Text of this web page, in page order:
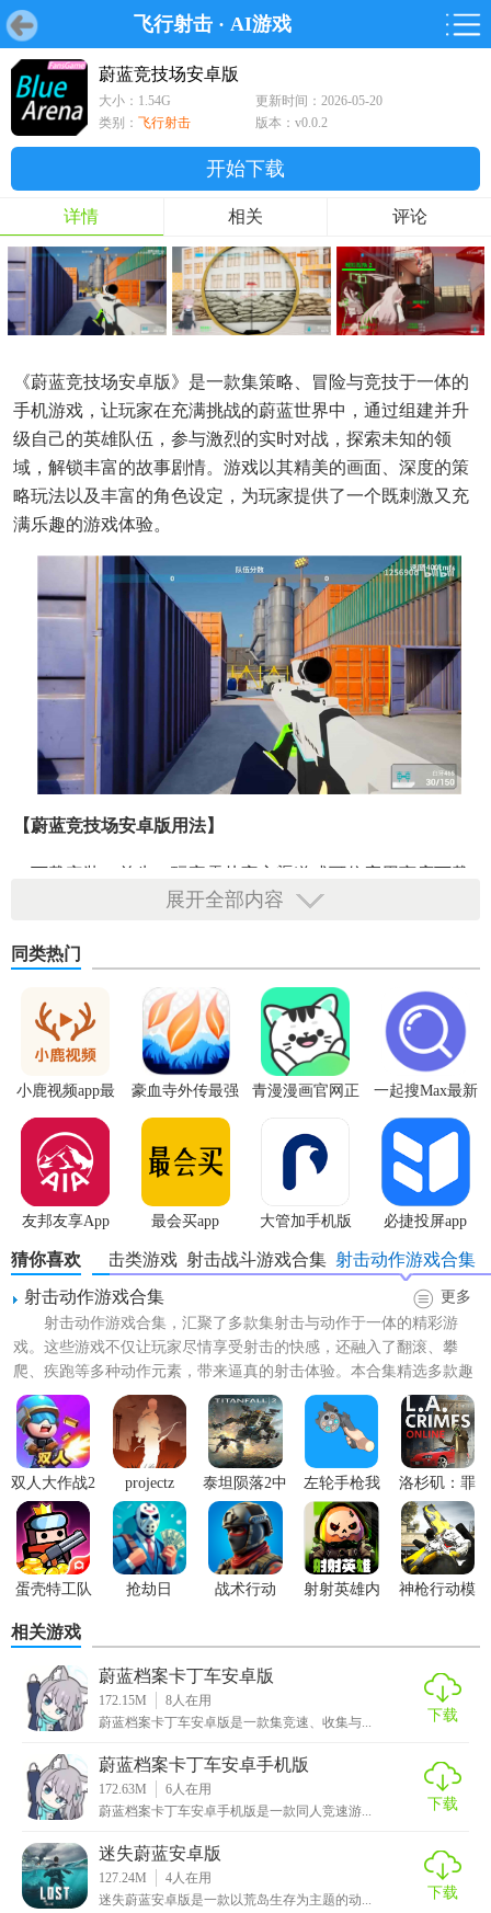
飞行射击 · AI游戏
首页 游戏 软件
首页 游戏 软件 鸿蒙
游戏
鸿蒙
软件
专题
蔚蓝竞技场安卓版
大小：1.54G
更新时间：2026-05-20
类别： 飞行射击 版本：v0.0.2
开始下载
详情 相关 评论
《蔚蓝竞技场安卓版》是一款集策略、冒险与竞技于一体的
手机游戏，让玩家在充满挑战的蔚蓝世界中，通过组建并升
级自己的英雄队伍，参与激烈的实时对战，探索未知的领
域，解锁丰富的故事剧情。游戏以其精美的画面、深度的策
略玩法以及丰富的角色设定，为玩家提供了一个既刺激又充
满乐趣的游戏体验。
【蔚蓝竞技场安卓版用法】
1. 下载安装：首先，玩家需从官方渠道或可信应用商店下载
《蔚蓝竞技场》安卓版，完成安装后开启游戏。
2. 角色创建：进入游戏后，玩家需创建或选择自己的角色，
包括职业、外观等个性化设置。
3. 新手引导：游戏初期会提供详细的新手引导，帮助玩家了
解基本操作、游戏目标及界面布局。
4. 资源获取：通过完成任务、挑战副本、参与活动等方式获
取金币、装备、材料等资源，用于提升角色实力。
5. 组建队伍：根据角色定位（如前排坦克、后排输出等），
合理搭配英雄，形成强大的战斗团队。
1. 探索模式：玩家可探索各种地图，发现隐藏宝藏，与NPC
互动，解锁新故事章节。
2. 竞技场挑战：与其他玩家进行实时对战，考验策略布局与
操作技巧，赢取荣誉与奖励。
3. 公会系统：加入或创建公会，与伙伴们共同完成公会任
务，享受团队合作的乐趣。
4. 副本挑战：挑战各类特色副本，获取稀有资源与装备，提
升角色等级与技能。
5. 策略布阵：根据敌人特性调整英雄站位，利用技能组合，
1. 优先升级关键技能：合理分配资源，优先提升核心英雄的
关键技能，以应对不同战斗需求。
2. 观察对手阵容：在竞技场中，观察并分析对手阵容，根据
对手弱点调整自己的战术。
3. 合理利用资源：通过合理规划资源使用，确保英雄培养均
衡发展，避免资源浪费。
展开全部内容
同类热门
小鹿视频app最
新版
豪血寺外传最强
传说无限血版
青漫漫画官网正
一起搜Max最新
版
友邦友享App 最会买app 大管加手机版 必捷投屏app
猜你喜欢 射击动作游戏合集
射击战斗游戏合集
冒险射击类游戏
射击动作游戏合集
更多
射击动作游戏合集，汇聚了多款集射击与动作于一体的精彩游
戏。这些游戏不仅让玩家尽情享受射击的快感，还融入了翻滚、攀
爬、疾跑等多种动作元素，带来逼真的射击体验。本合集精选多款趣
味射击动作游戏，上线即可开启...
双人大作战2
手游
projectz
泰坦陨落2中
文版
左轮手枪我
贼强手游
洛杉矶：罪
恶之城
蛋壳特工队
抢劫日 战术行动
射射英雄内
神枪行动模
相关游戏
蔚蓝档案卡丁车安卓版
172.15M 8人在用
蔚蓝档案卡丁车安卓版是一款集竞速、收集与...
下载
蔚蓝档案卡丁车安卓手机版
172.63M 6人在用
蔚蓝档案卡丁车安卓手机版是一款同人竞速游...
下载
迷失蔚蓝安卓版
127.24M 4人在用
迷失蔚蓝安卓版是一款以荒岛生存为主题的动...
下载